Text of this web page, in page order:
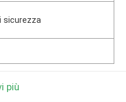
sicurezza
più